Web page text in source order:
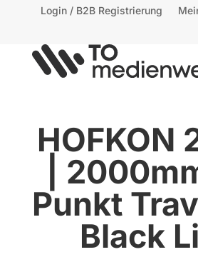
Login / B2B Registrierung
HOFKON
|
Punkt
Black